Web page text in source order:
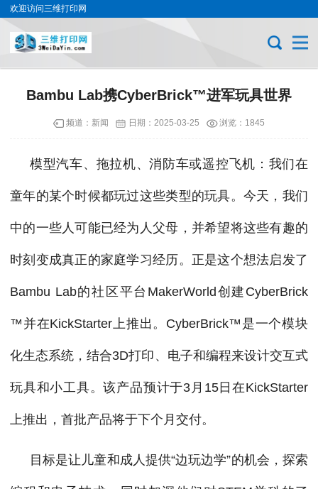
欢迎访问三维打印网
Bambu Lab携Cyber​​Brick™进军玩具世界
频道： 新闻 日期： 2025-03-25 浏览：1845
模型汽车、拖拉机、消防车或遥控飞机：我们在
童年的某个时候都玩过这些类型的玩具。今天，我们
中的一些人可能已经为人父母，并希望将这些有趣的
时刻变成真正的家庭学习经历。正是这个想法启发了
Bambu Lab的社区平台MakerWorld创建CyberBrick
™并在KickStarter上推出。CyberBrick™是一个模块
化生态系统，结合3D打印、电子和编程来设计交互式
玩具和小工具。该产品预计于3月15日在KickStarter
上推出，首批产品将于下个月交付。
目标是让儿童和成人提供“边玩边学”的机会，探索